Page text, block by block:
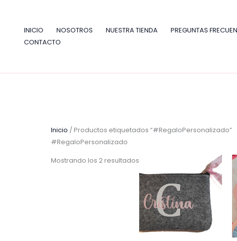
contenidoINICIO NOSOTROS NUESTRA TIENDA
PREGUNTAS
CONTACTO
Inicio / Productos etiquetados “#RegaloPersonalizado”
#RegaloPersonalizado
Mostrando los 2 resultados